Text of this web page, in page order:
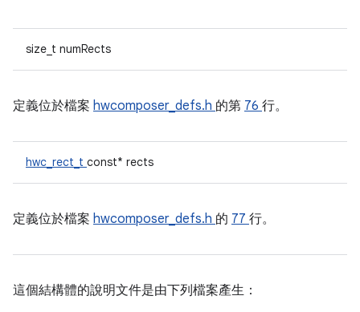
size_t numRects
定義位於檔案 hwcomposer_defs.h 的第 76 行。
hwc_rect_t const* rects
定義位於檔案 hwcomposer_defs.h 的 77 行。
這個結構體的說明文件是由下列檔案產生：